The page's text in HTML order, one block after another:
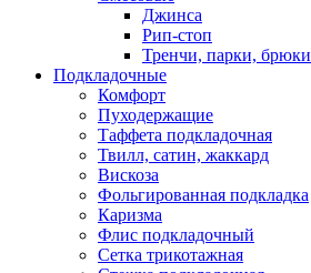
Джинса
Рип-стоп
Тренчи, парки, брюки
Подкладочные
Комфорт
Пуходержащие
Таффета подкладочная
Твилл, сатин, жаккард
Вискоза
Фольгированная подкладка
Каризма
Флис подкладочный
Сетка трикотажная